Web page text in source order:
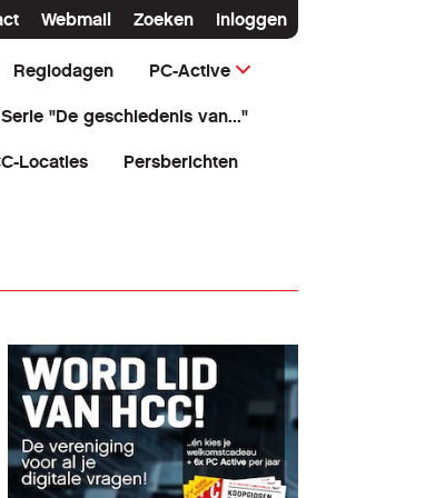
Webmail Zoeken Inloggen
Regiodagen PC-Active
Serie "De geschiedenis van..."
Locaties Persberichten